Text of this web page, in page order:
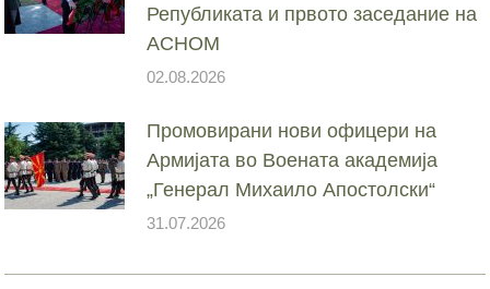
Републиката и првото заседание на
АСНОМ
02.08.2026
Промовирани нови офицери на
Армијата во Воената академија
„Генерал Михаило Апостолски“
31.07.2026